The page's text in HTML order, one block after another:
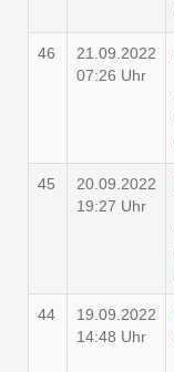
46
21.09.2022
07:26 Uhr
45
20.09.2022
19:27 Uhr
44
19.09.2022
14:48 Uhr